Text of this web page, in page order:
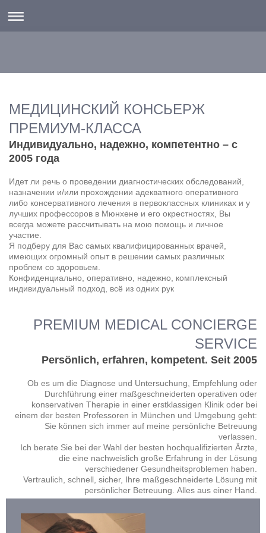
МЕДИЦИНСКИЙ КОНСЬЕРЖ
ПРЕМИУМ-КЛАССА
Индивидуально, надежно, компетентно – с
2005 года
Идет ли речь о проведении диагностических обследований,
назначении и/или прохождении адекватного оперативного
либо консервативного лечения в первоклассных клиниках и у
лучших профессоров в Мюнхене и его окрестностях, Вы
всегда можете рассчитывать на мою помощь и личное
участие.
Я подберу для Вас самых квалифицированных врачей,
имеющих огромный опыт в решении самых различных
проблем со здоровьем.
Конфиденциально, оперативно, надежно, комплексный
индивидуальный подход, всё из одних рук
PREMIUM MEDICAL CONCIERGE
SERVICE
Persönlich, erfahren, kompetent. Seit 2005
Ob es um die Diagnose und Untersuchung, Empfehlung oder
Durchführung einer maßgeschneiderten operativen oder
konservativen Therapie in einer erstklassigen Klinik oder bei
einem der besten Professoren in München und Umgebung geht:
Sie können sich immer auf meine persönliche Betreuung
verlassen.
Ich berate Sie bei der Wahl der besten hochqualifizierten Ärzte,
die eine nachweislich große Erfahrung in der Lösung
verschiedener Gesundheitsproblemen haben.
Vertraulich, schnell, sicher, Ihre maßgeschneiderte Lösung mit
persönlicher Betreuung. Alles aus einer Hand.